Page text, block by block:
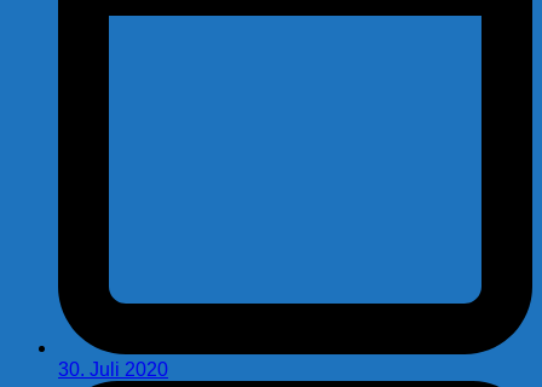
30. Juli 2020